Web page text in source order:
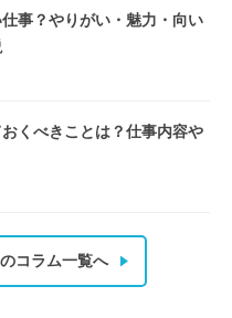
事？やりがい・魅力・向い
くべきことは？仕事内容や
コラム一覧へ